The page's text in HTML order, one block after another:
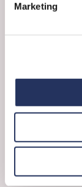
Marketing
I